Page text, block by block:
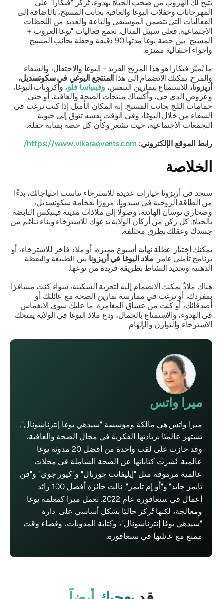
تتيح لك الهروب من صخب الحياة بهدوء، تُركز "فيكارا" على
المهرجانات وحفلات اليوغا والعافية بجانب المسبح، بالإضافة إلى
الفعاليات التي تتضمن الموسيقى والباعة والعديد من اللحظات
الاجتماعية. فعلى سبيل المثال، تجمع فعاليات "يوغا الغروب +
المسبح" بين حصة يوغا مدتها 90 دقيقة وحفلة بجانب المسبح
وأجواء احتفالية مميزة.
ما يُميّز فيكارا هو هذا المزيج الفريد - اليوغا والاحتفال، والشفاء
والمرح. يمكنك الانضمام إلى هذاالمنتجع اليوغي في سكوتسديل،
أريزونا،للاستمتاع بتمارين التنفس،وفينياسا فلو، وأكروبات اليوغا،
وعروض الدي جي، وأكشاك منتجات الصحة والعافية، أو حتى
حمامات الثلج بجانب المسبح. إنه المكان الأمثل إذا كنت ترغب في
الشفاء من خلال اليوغا، وفي الوقت نفسه تتوق إلى حيوية
التجمعات الاجتماعية، حيث تشعر وكأن كل حصة بمثابة حفلة.
رابط الموقع الإلكتروني: https://www.vikaraevents.com/
الخلاصة
ستجد في أريزونا خيارات عديدة للاسترخاء تناسب احتياجاتك، بدءًا
من الطاقة الروحية في سيدونا، مرورًا بفخامة سكوتسديل،
وصحاري توسان الهادئة، وصولًا إلى ملاذات مدينة فينيكس النابضة
بالحياة. كل ركن من أركان الولاية يدعوك للاسترخاء وبناء تناغم بين
جسدك وعقلك بطرق مختلفة.
يمكنك اختيار عطلة نهاية أسبوع مميزة، أو ملاذ فاخر للاسترخاء، أو
برنامج تأملي غامر. ملاذ اليوغا في أريزونابين الطبيعة واليقظة
الذهنية وتجديد النشاط بطريقة فريدة من نوعها.
هناك ملاذٌ يمكنك الانضمام إليه لتجربة السكينة، سواء كنت مسافرًا
بمفردك، أو ترغب في ممارسة تمارين الصحة مع عائلتك أو
أصدقائك، أو كنت من عشاق المغامرة. ما عليك سوى الانغماس
في الهدوء، والاستمتاع بالجمال، ودع ملاذ اليوغا في الولاية يمنحك
الاسترخاء والتوازن والإلهام.
ميرا واتس
ميرا واتس هي مالكة ومؤسسة "سيدهي يوغا إنترناشونال".
تشتهر عالميًا بريادتها الفكرية في مجال الصحة والعافية،
وقد حازت على لقب واحدة من أفضل 20 مدونة يوغا
عالمية. نُشرت كتاباتها عن الصحة الشاملة في مجلات
عالمية مرموقة مثل "إيليفانت جورنال" و"كيور جوي" و"فن
تايمز جايد" و"أو إم تايمز". نالت جائزة أفضل 100 رائد
أعمال في سنغافورة عام 2022. تعمل ميرا كمعلمة يوغا
ومعالجة، لكنها تُركز حاليًا بشكل أساسي على إدارة
"سيدهي يوغا إنترناشونال"، وكتابة المدونات، وقضاء وقت
ممتع مع عائلتها في سنغافورة.